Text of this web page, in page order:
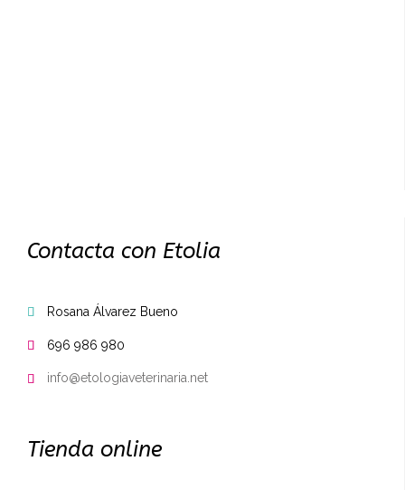
Contacta con Etolia
 Rosana Álvarez Bueno
 696 986 980
 info@etologiaveterinaria.net
Tienda online